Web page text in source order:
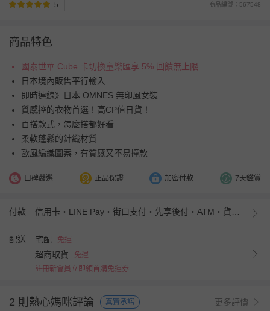
5 商品編號：567548
商品特色
國泰世華 Cube 卡切換童樂匯享 5% 回饋無上限
日本境內販售平行輸入
即時連線》日本 OMNES 無印風女裝
質感控的衣物首選！高CP值日貨！
百搭款式，怎麼搭都好看
柔軟蓬鬆的針織材質
歐風編織圖案，有質感又不易撞款
口碑嚴選 正品保證 加密付款 7天鑑賞
付款
配送 宅配 免運
超商取貨
免運
註冊新會員立即領首購免運券
2 則熱心媽咪評論 真實承諾 更多評價